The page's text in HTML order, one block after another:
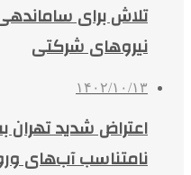
تلاش برای
نیروهای شرکتی
۱۴۰۲/۱۰/۱۳
اعتراض شدید تهران‌
نامتناسب آب‌های